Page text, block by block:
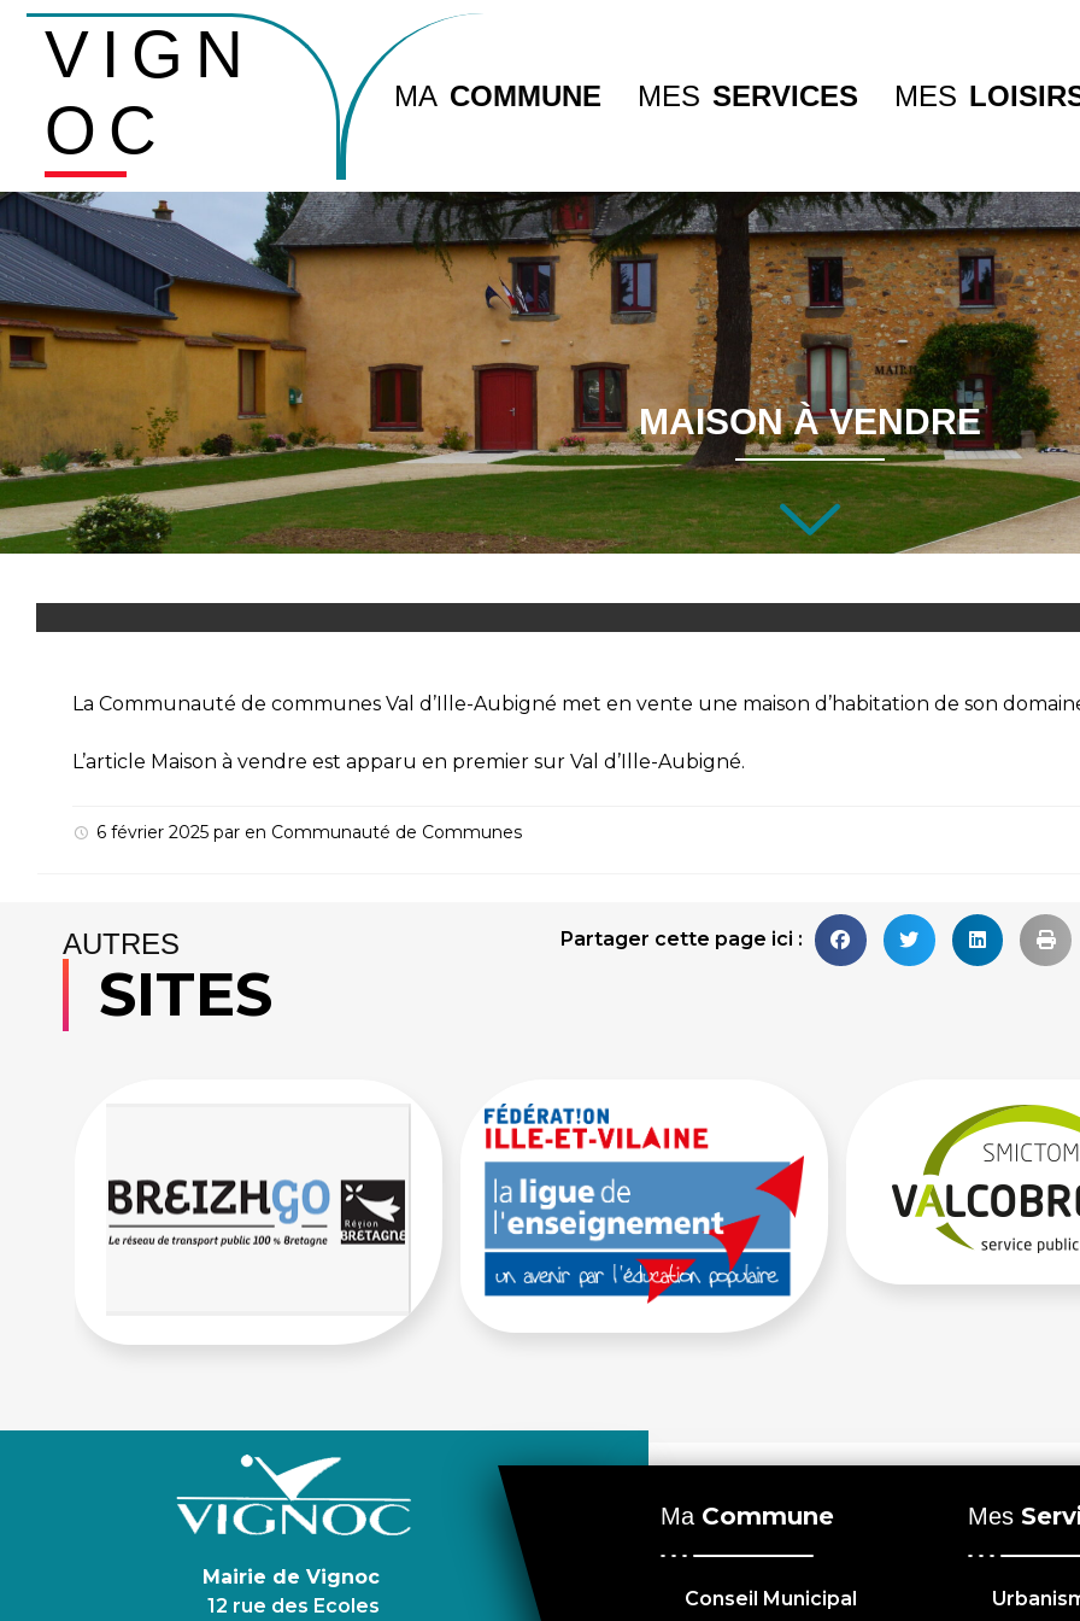
VIGN
OC
MA COMMUNE MES SERVICES MES
MAISON À VENDRE
La Communauté de communes Val d’Ille-Aubigné met en vente une maison d’habitation de son
L’article Maison à vendre est apparu en premier sur Val d’Ille-Aubigné.
6 février 2025 par en Communauté de Communes
Partager cette page ici :
AUTRES
SITES
Mairie de Vignoc
12 rue des Ecoles
Ma Commune
Conseil Municipal
Mes